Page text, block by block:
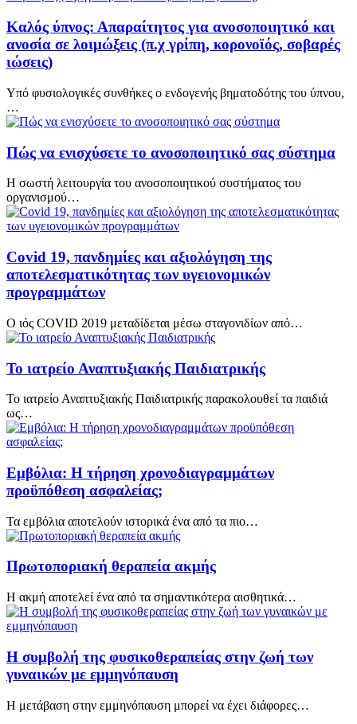
Καλός ύπνος: Απαραίτητος για ανοσοποιητικό και
ανοσία σε λοιμώξεις (π.χ γρίπη, κορονοϊός, σοβαρές
ιώσεις)
Υπό φυσιολογικές συνθήκες ο ενδογενής βηματοδότης του ύπνου,
…
Πώς να ενισχύσετε το ανοσοποιητικό σας σύστημα
Η σωστή λειτουργία του ανοσοποιητικού συστήματος του
οργανισμού…
Covid 19, πανδημίες και αξιολόγηση της
αποτελεσματικότητας των υγειονομικών
προγραμμάτων
Ο ιός COVID 2019 μεταδίδεται μέσω σταγονιδίων από…
Το ιατρείο Αναπτυξιακής Παιδιατρικής
Το ιατρείο Αναπτυξιακής Παιδιατρικής παρακολουθεί τα παιδιά
ως…
Εμβόλια: Η τήρηση χρονοδιαγραμμάτων
προϋπόθεση ασφαλείας;
Τα εμβόλια αποτελούν ιστορικά ένα από τα πιο…
Πρωτοποριακή θεραπεία ακμής
Η ακμή αποτελεί ένα από τα σημαντικότερα αισθητικά…
Η συμβολή της φυσικοθεραπείας στην ζωή των
γυναικών με εμμηνόπαυση
Η μετάβαση στην εμμηνόπαυση μπορεί να έχει διάφορες…